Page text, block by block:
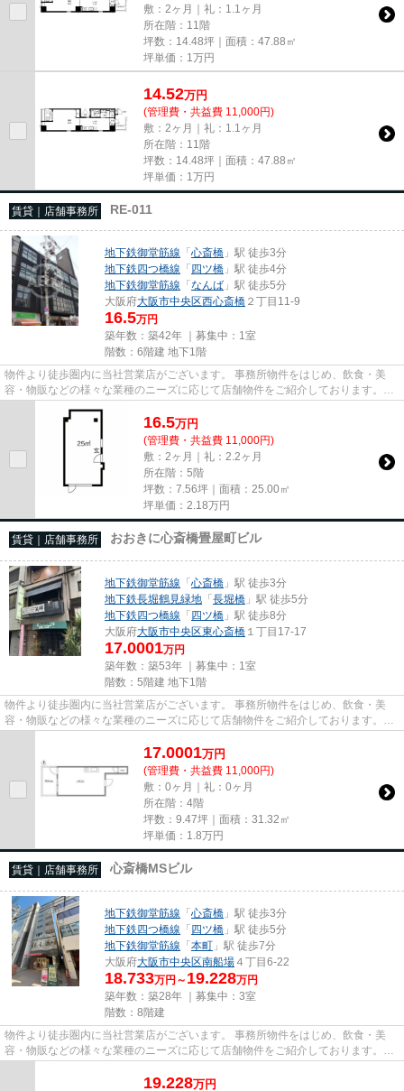
敷：2ヶ月｜礼：1.1ヶ月
所在階：11階
坪数：14.48坪｜面積：47.88㎡
坪単価： 1 万円
14.52万円
(管理費・共益費 11,000円)
敷：2ヶ月｜礼：1.1ヶ月
所在階：11階
坪数：14.48坪｜面積：47.88㎡
坪単価： 1 万円
賃貸｜店舗事務所 RE-011
地下鉄御堂筋線 「心斎橋 」駅 徒歩3分
地下鉄四つ橋線 「四ツ橋 」駅 徒歩4分
地下鉄御堂筋線 「なんば 」駅 徒歩5分
大阪府大阪市中央区西心斎橋 ２丁目11-9
16.5万円
築年数：築42年 ｜募集中： 1室
階数：6階建 地下1階
物件より徒歩圏内に当社営業店がございます。 事務所物件をはじめ、飲食・美
容・物販などの様々な業種のニーズに応じて店舗物件をご紹介しております。
尚、弊社ではおとり広告は一切...
16.5万円
(管理費・共益費 11,000円)
敷：2ヶ月｜礼：2.2ヶ月
所在階：5階
坪数：7.56坪｜面積：25.00㎡
坪単価： 2.18万円
賃貸｜店舗事務所 おおきに心斎橋畳屋町ビル
地下鉄御堂筋線 「心斎橋 」駅 徒歩3分
地下鉄長堀鶴見緑地 「長堀橋 」駅 徒歩5分
地下鉄四つ橋線 「四ツ橋 」駅 徒歩8分
大阪府大阪市中央区東心斎橋 １丁目17-17
17.0001万円
築年数：築53年 ｜募集中： 1室
階数：5階建 地下1階
物件より徒歩圏内に当社営業店がございます。 事務所物件をはじめ、飲食・美
容・物販などの様々な業種のニーズに応じて店舗物件をご紹介しております。
尚、弊社ではおとり広告は一切...
17.0001万円
(管理費・共益費 11,000円)
敷：0ヶ月｜礼：0ヶ月
所在階：4階
坪数：9.47坪｜面積：31.32㎡
坪単価： 1.8万円
賃貸｜店舗事務所 心斎橋MSビル
地下鉄御堂筋線 「心斎橋 」駅 徒歩3分
地下鉄四つ橋線 「四ツ橋 」駅 徒歩5分
地下鉄御堂筋線 「本町 」駅 徒歩7分
大阪府大阪市中央区南船場 ４丁目6-22
18.733万円～ 19.228万円
築年数：築28年 ｜募集中： 3室
階数：8階建
物件より徒歩圏内に当社営業店がございます。 事務所物件をはじめ、飲食・美
容・物販などの様々な業種のニーズに応じて店舗物件をご紹介しております。
尚、弊社ではおとり広告は一切...
19.228万円